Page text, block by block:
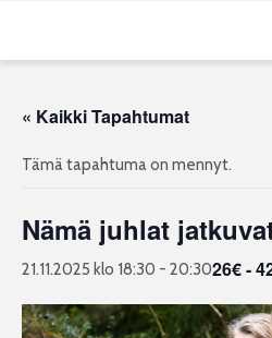
« Kaikki Tapahtumat
Tämä tapahtuma on mennyt.
Nämä juhlat
21.11.2025 klo 18:30 - 20:3026€ -